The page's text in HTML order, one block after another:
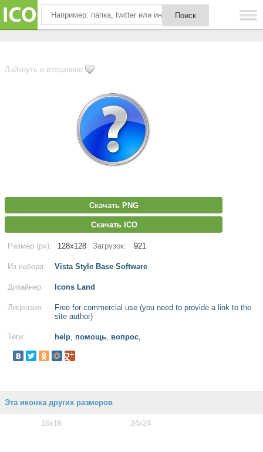
Лайкнуть в избранное
Скачать PNG
Скачать ICO
Размер (px): 128x128 Загрузок: 921
Из набора: Vista Style Base Software
Дизайнер: Icons Land
Лицензия:
Free for commercial use (you need to provide a link to the
site author)
Теги: help, помощь, вопрос,
Эта иконка других размеров
16x16 24x24